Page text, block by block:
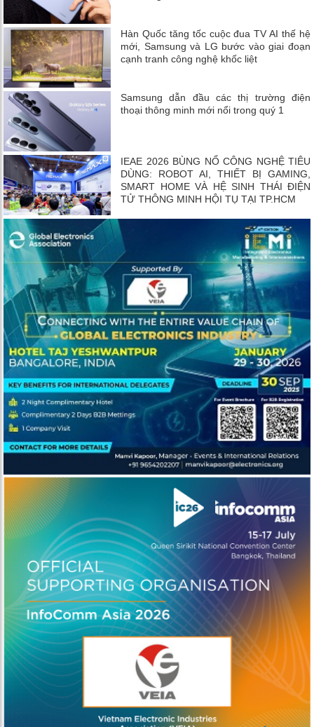
Hàn Quốc tăng tốc cuộc đua TV AI thế hệ
mới, Samsung và LG bước vào giai đoạn
cạnh tranh công nghệ khốc liệt
Samsung dẫn đầu các thị trường điện
thoại thông minh mới nổi trong quý 1
IEAE 2026 BÙNG NỔ CÔNG NGHỆ TIÊU
DÙNG: ROBOT AI, THIẾT BỊ GAMING,
SMART HOME VÀ HỆ SINH THÁI ĐIỆN
TỬ THÔNG MINH HỘI TỤ TẠI TP.HCM